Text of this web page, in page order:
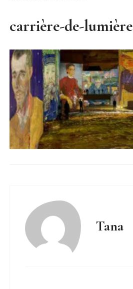
carrière-de-lumière
Tana